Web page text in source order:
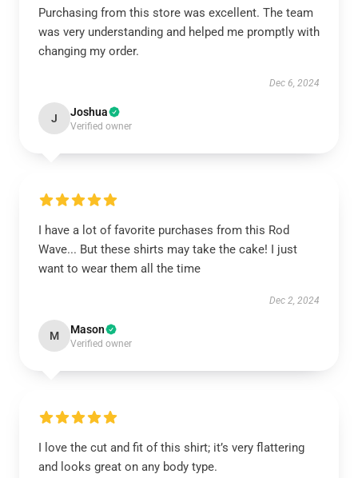
Purchasing from this store was excellent. The team
was very understanding and helped me promptly with
changing my order.
Dec 6, 2024
J Joshua
Verified owner
I have a lot of favorite purchases from this Rod
Wave... But these shirts may take the cake! I just
want to wear them all the time
Dec 2, 2024
M Mason
Verified owner
I love the cut and fit of this shirt; it’s very flattering
and looks great on any body type.